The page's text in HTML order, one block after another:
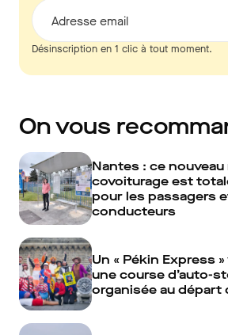
Adresse email
Désinscription en 1 clic à tout moment.
On vous
Nantes : ce nouveau
covoiturage est
pour les passagers
conducteurs
Un « Pékin Express
une course d’auto-
organisée au départ